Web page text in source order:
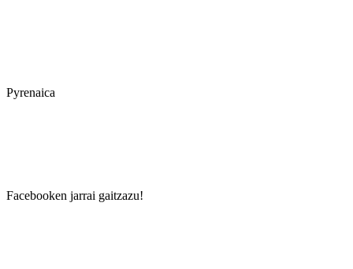
Pyrenaica
Facebooken jarrai gaitzazu!